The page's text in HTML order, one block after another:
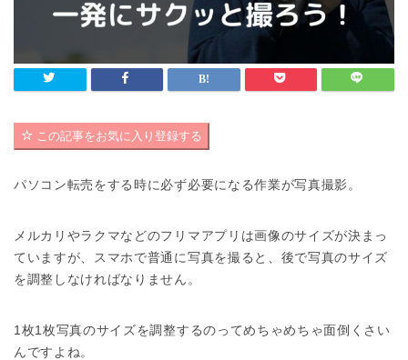
この記事をお気に入り登録する
パソコン転売をする時に必ず必要になる作業が写真撮影。
メルカリやラクマなどのフリマアプリは画像のサイズが決まっ
ていますが、スマホで普通に写真を撮ると、後で写真のサイズ
を調整しなければなりません。
1枚1枚写真のサイズを調整するのってめちゃめちゃ面倒くさい
んですよね。